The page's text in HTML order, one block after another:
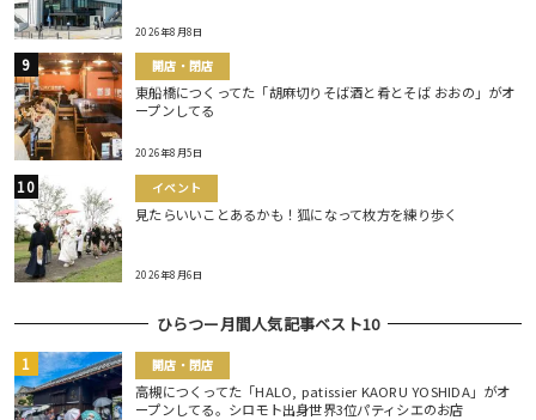
2026年8月8日
開店・閉店
東船橋につくってた「胡麻切りそば酒と肴とそば おおの」がオ
ープンしてる
2026年8月5日
イベント
見たらいいことあるかも！狐になって枚方を練り歩く
2026年8月6日
ひらつー月間人気記事ベスト10
開店・閉店
高槻につくってた「HALO, patissier KAORU YOSHIDA」がオ
ープンしてる。シロモト出身世界3位パティシエのお店